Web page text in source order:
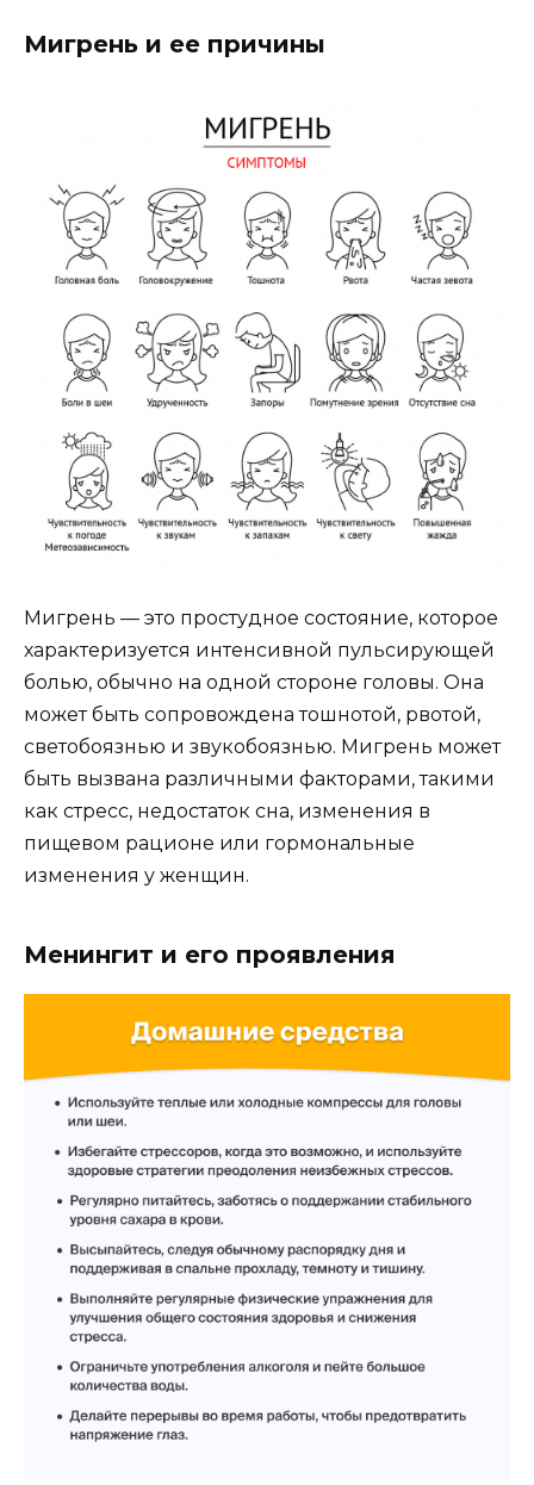
Мигрень и ее причины
Мигрень — это простудное состояние, которое
характеризуется интенсивной пульсирующей
болью, обычно на одной стороне головы. Она
может быть сопровождена тошнотой, рвотой,
светобоязнью и звукобоязнью. Мигрень может
быть вызвана различными факторами, такими
как стресс, недостаток сна, изменения в
пищевом рационе или гормональные
изменения у женщин.
Менингит и его проявления